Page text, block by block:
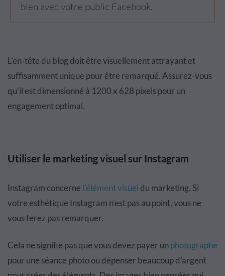
bien avec votre public Facebook.
L'en-tête du blog doit être visuellement attrayant et
suffisamment unique pour être remarqué. Assurez-vous
qu'il est dimensionné à 1200 x 628 pixels pour un
engagement optimal.
Utiliser le marketing visuel sur Instagram
Instagram concerne l'élément visuel du marketing. Si
votre esthétique Instagram n'est pas au point, vous ne
vous ferez pas remarquer.
Cela ne signifie pas que vous devez payer unphotographe
pour une séance photo ou dépenser beaucoup d'argent